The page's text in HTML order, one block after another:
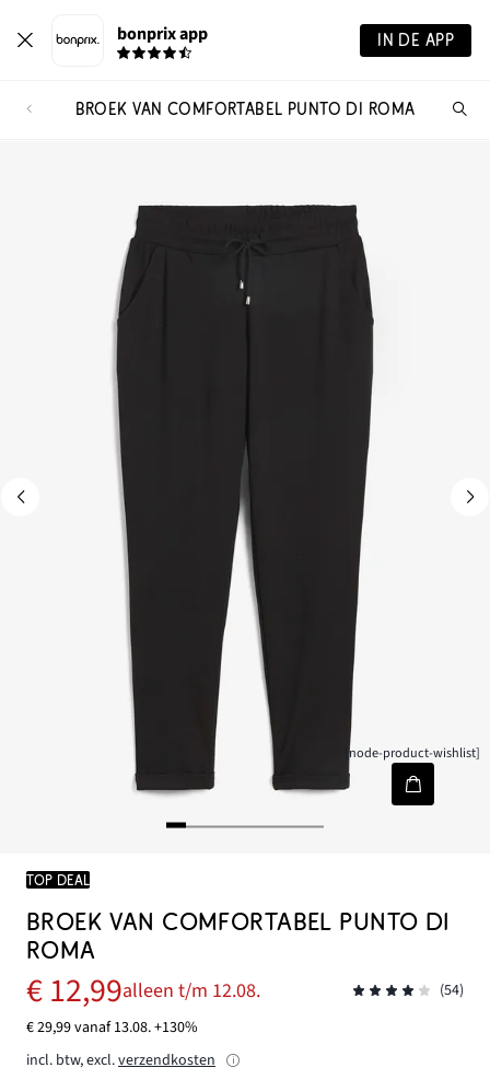
bonprix app IN DE APP
BROEK VAN COMFORTABEL PUNTO DI ROMA
[node-product-wishlist]
TOP DEAL
BROEK VAN COMFORTABEL PUNTO DI
ROMA
€ 12,99alleen t/m 12.08.
(54)
€ 29,99 vanaf 13.08. +130%
incl. btw, excl.verzendkosten